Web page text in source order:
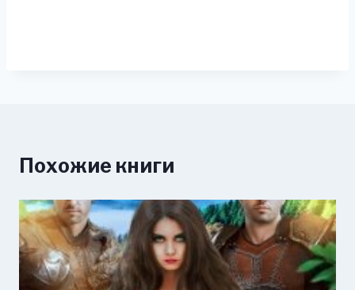
Похожие книги